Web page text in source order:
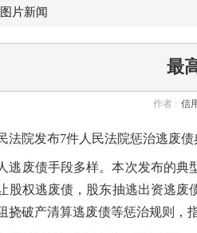
图片新闻
最
作者 : 信
法院发布7件人民法院惩治逃废
逃废债手段多样。本次发布的
股权逃废债，股东抽逃出资逃
挠破产清算逃废债等惩治规则